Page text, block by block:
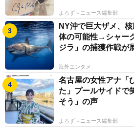
業できなかった時期もありました
いう面では、接客業とか人と話す
も向いていると思う仕事なので今
す。カウンターを挟んで話すスナ
ね。店の雰囲気が好きで通ってく
で、私も癒やされています」
１２日まで出版記念写真展が東京
で開催中。３日に都内で行なわれ
ラウドファンディングで支えたフ
よろず～ニュース編集部
NY沖で巨大ザメ、
体の可能性→シャー
ジラ」の捕獲作戦が
海外エンタメ
名古屋の女性アナ「
た」プールサイドで
そう」の声
よろず～ニュース編集部